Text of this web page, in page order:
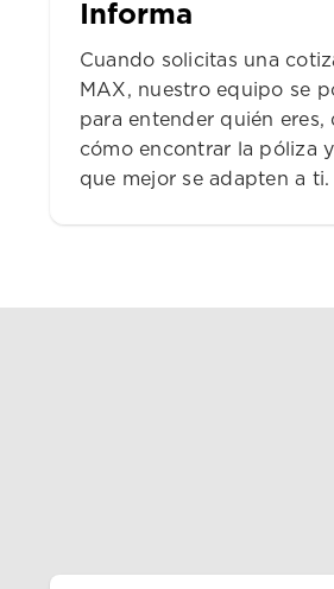
Informa
Cuando solicitas una
MAX, nuestro equipo se
para entender quién eres,
cómo encontrar la póliza
que mejor se adapten a ti.